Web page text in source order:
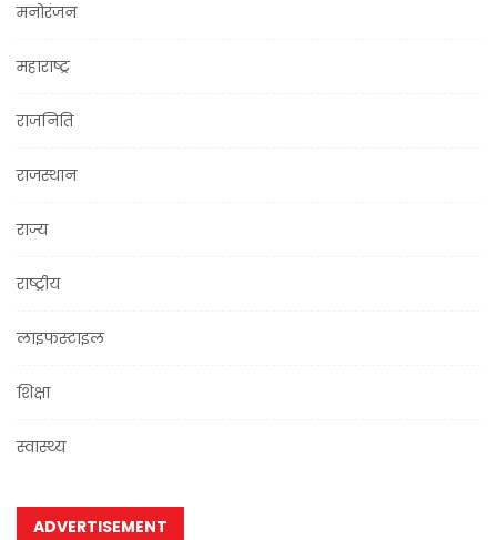
मनोरंजन
महाराष्ट्र
राजनिति
राजस्थान
राज्य
राष्ट्रीय
लाइफस्टाइल
शिक्षा
स्वास्थ्य
ADVERTISEMENT